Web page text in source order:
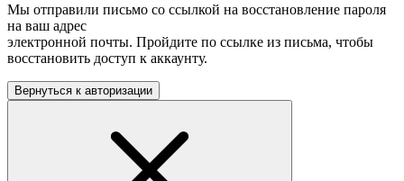
Мы отправили письмо со ссылкой на восстановление пароля
на ваш адрес
электронной почты. Пройдите по ссылке из письма, чтобы
восстановить доступ к аккаунту.
Вернуться к авторизации